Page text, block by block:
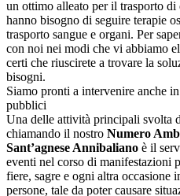
un ottimo alleato per il trasporto
hanno bisogno di seguire terapie
trasporto sangue e organi. Per
con noi nei modi che vi abbiamo
certi che riuscirete a trovare la
bisogni.
Siamo pronti a intervenire anche
pubblici
Una delle attività principali svolta
chiamando il nostro Numero
Sant’agnese Annibaliano è il
eventi nel corso di manifestazioni
fiere, sagre e ogni altra occasione
persone, tale da poter causare